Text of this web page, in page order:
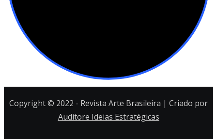
Copyright © 2022 - Revista Arte Brasileira | Criado por
Auditore Ideias Estratégicas